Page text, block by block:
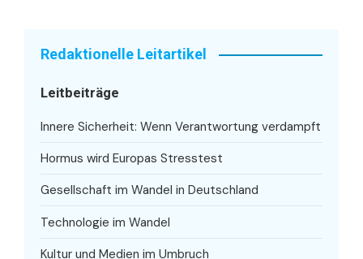
Redaktionelle Leitartikel
Leitbeiträge
Innere Sicherheit: Wenn Verantwortung verdampft
Hormus wird Europas Stresstest
Gesellschaft im Wandel in Deutschland
Technologie im Wandel
Kultur und Medien im Umbruch